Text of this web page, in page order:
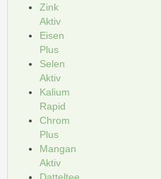
Zink
Aktiv
Eisen
Plus
Selen
Aktiv
Kalium
Rapid
Chrom
Plus
Mangan
Aktiv